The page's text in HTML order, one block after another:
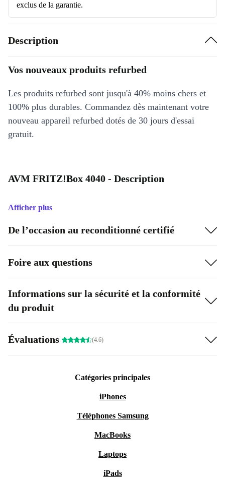
exclus de la garantie.
Description
Vos nouveaux produits refurbed
Les produits refurbed sont jusqu'à 40% moins chers et
100% plus durables. Commandez dès maintenant votre
nouveau appareil refurbed dotés de 30 jours d'essai
gratuit.
AVM FRITZ!Box 4040 - Description
Afficher plus
De l’occasion au reconditionné certifié
Foire aux questions
Informations sur la sécurité et la conformité
du produit
Évaluations (4.6)
Catégories principales
iPhones
Téléphones Samsung
MacBooks
Laptops
iPads